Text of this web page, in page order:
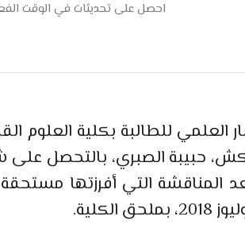
احصل على تحديثات في الوقت
العلمي للطالبة بكلية العلوم
حبيبة الصبري، بالتحصل على
المناقشة التي أفرزتها